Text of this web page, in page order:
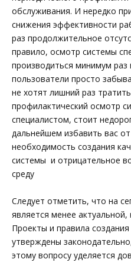
обслуживания. И нередко
снижения эффективности
раз продолжительное
правило, осмотр системы
производиться минимум раз
пользователи просто
не хотят лишний раз
профилактический осмотр
специалистом, стоит
дальнейшем избавить вас
необходимость создания
системы и отрицательное
среду
Следует отметить, что на
является менее
Проекты и правила
утверждены
этому вопросу уделяется